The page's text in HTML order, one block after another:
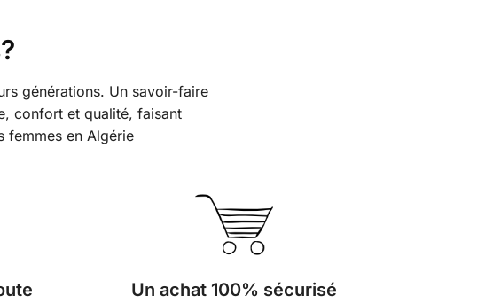
générations. Un savoir-faire
confort et qualité, faisant
femmes en Algérie
Un achat 100% sécurisé